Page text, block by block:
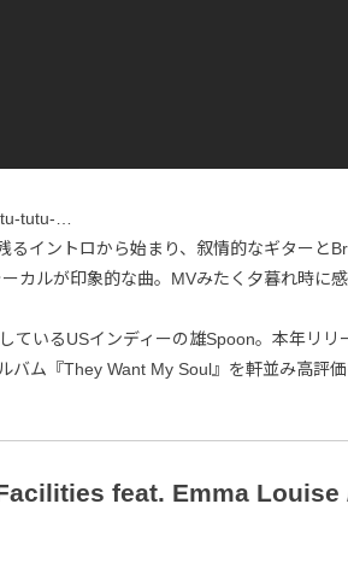
tutu-…
るイントロから始まり、叙情的なギターと
カルが印象的な曲。MVみたく夕暮れ時に
ているUSインディーの雄Spoon。本年リリ
バム『They Want My Soul』を軒並み高評
feat. Emma Louise